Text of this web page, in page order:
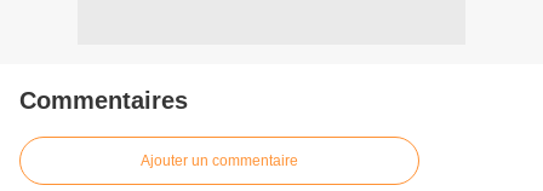
Commentaires
Ajouter un commentaire